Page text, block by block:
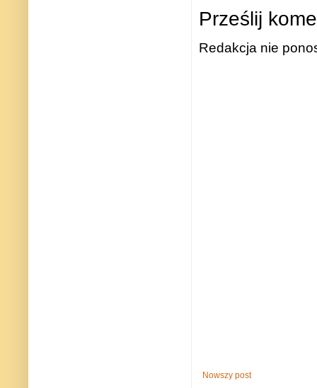
Prześlij
Redakcja nie
Nowszy post